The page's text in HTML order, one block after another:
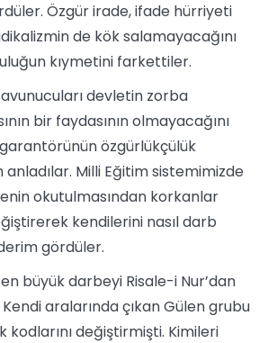
Özgür irade, ifade hürriyeti
de kök salamayacağını
kıymetini farkettiler.
devletin zorba
bir faydasının olmayacağını
özgürlükçülük
anladılar. Milli Eğitim sistemimizde
okutulmasından korkanlar
kendilerini nasıl darb
gördüler.
büyük darbeyi Risale-i Nur’dan
aralarında çıkan Gülen grubu
kodlarını değiştirmişti. Kimileri